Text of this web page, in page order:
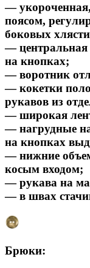
—
поясом,
боковых
— центральная
на кнопках;
— воротник
— кокетки
рукавов из
— широкая
— нагрудные
на кнопках
— нижние
косым входом;
— рукава на
— в швах
Брюки: